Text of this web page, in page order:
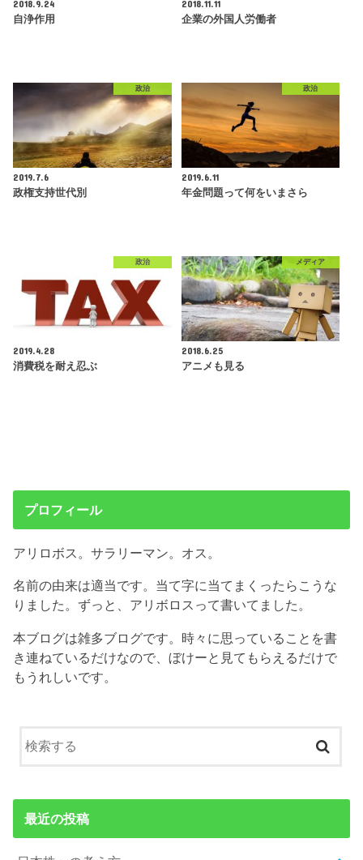
2018.9.24
自浄作用
2018.11.11
企業の外国人労働者
政治
2019.7.6
政権支持世代別
政治
2019.6.11
年金問題って何をいまさら
政治
2019.4.28
消費税を耐え忍ぶ
メディア
2018.6.25
アニメも見る
プロフィール
アリロボス。サラリーマン。オス。
名前の由来は適当です。当て字に当てまくったらこうな
りました。ずっと、アリボロスって書いてました。
本ブログは雑多ブログです。時々に思っていることを書
き連ねているだけなので、ぼけーと見てもらえるだけで
もうれしいです。
最近の投稿